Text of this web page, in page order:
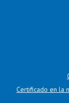
Certificado en la